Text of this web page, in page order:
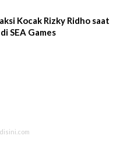
Kocak Rizky Ridho saat
SEA Games